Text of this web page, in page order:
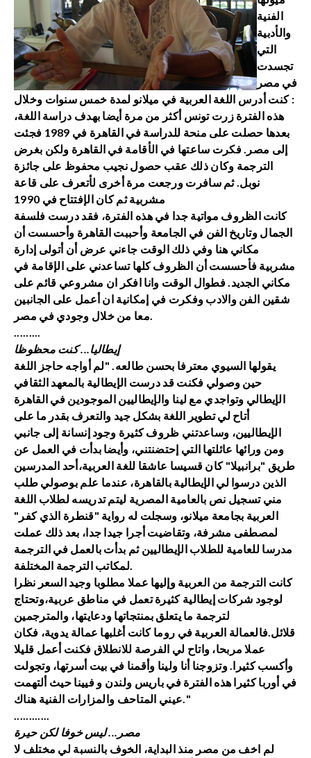
الفنية
والأدبية
التي
تجسدت
في مصر
: كنت أدرس اللغة العربية في ميلانو لمدة خمس سنوات وخلال
هذه الفترة زرت تونس أكثر من مرة أيضا بهدف دراسة اللغة،
بعدها حصلت على منحة للدراسة في القاهرة في 1989 فجئت
إلى مصر. فكرت ساعتها في الأقامة في القاهرة ولكن بغرض
الترجمة وكان ذلك عقب حصول نجيب محفوظ على جائزة
نوبل. ثم سافرت ورجعت مرة أخرى لأتعرف على قاعة
مشربية ثم كان الإفتتاح في 1990
كانت الظروف مواتية جدا في هذه الفترة، فقد درست فلسفة
الجمال وتاريخ الفن في الجامعة وأحببت القاهرة وأحسست أن
مكاني هنا وفي ذلك الوقت جاءني عرض أن أتولى إدارة
مشربية فأحسست أن الظروف كلها تساعدني على الإقامة في
مكاني الجديد. فطوال الوقت وانا افكر ان مشروعي قائم على
شقين الفن والادب وفكرت في إمكانية ان أعمل على الجانبين
معا من خلال وجودي في مصر.
.........
إيطاليا... كنت محظوظا
يقولها السيوي معترفا بحسن طالعه. "لم أواجه حاجز اللغة
حين وصولي فكنت قد درست الإيطالية بالمعهد الثقافي
الإيطالي وتواجدي مع لينا والإيطاليين الموجودين في القاهرة
أتاح لي تطوير اللغة بشكل جيد والتعرف بقدر ما على
الإيطاليين، وساعدتني ظروف كثيرة وجود إنسانة إلى جانبي
ومن ورائها عائلتها التي إحتضنتني، وأيضا بدأت في العمل عن
طريق "برانبيلا" كان قسيسا عاشقا للغة العربية،أحد المدرسين
الذين درسوا لي الإيطالية بالقاهرة، عندما علم بوصولي طلب
مني تسجيل نص بالعامية المصرية ليتم تدريسه لطلاب اللغة
العربية بجامعة ميلانو، وسجلت له رواية "قنطرة الذي كفر"
لمصطفى مشرفة، وتقاضيت أجرا جيدا جدا، بعد ذلك عملت
مدرسا للعامية للطلاب الإيطاليين ثم بدأت بالعمل في الترجمة
لمكاتب الترجمة المختلفة.
كانت الترجمة من العربية وإليها عملا مطلوبا وجيد السعر نظرا
لوجود شركات إيطالية كثيرة تعمل في مناطق عربية،وتحتاج
لترجمة ما يتعلق بمنتجاتها ودعايتها، والمترجمين
قلائل.فالعمالة العربية في روما كانت أغلبها عمالة يدوية، فكان
عملا مربحا، واتاح لي الفرصة للانطلاق فكنت أعمل قليلا
وأكسب كثيرا. وتزوجنا أنا ولينا وأقمنا في بيت أسرتها، وتجولت
في أوربا كثيرا هذه الفترة في باريس ولندن و فيينا حيث ألتهمت
عيني المتاحف والمزارات الفنية هناك."
............
مصر... ليس خوفا لكن حيرة
لم اخف من مصر منذ البداية، الخوف بالنسبة لي مختلف لا